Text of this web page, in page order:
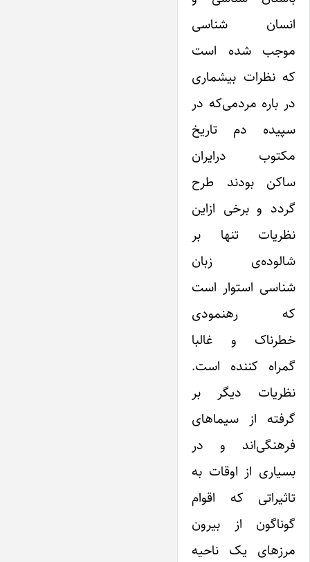
انسان شناسی
موجب شده است
که نظرات بیشماری
در باره مردمی‌که در
سپیده دم تاریخ
مکتوب در‌ایران
ساکن بودند طرح
گردد و برخی از‌این
نظریات تنها بر
شالوده‌ی زبان
شناسی استوار است
که رهنمودی
خطرناک و غالبا
گمراه کننده است.
نظریات دیگر بر
گرفته از سیماهای
فرهنگی‌اند و در
بسیاری از اوقات به
تاثیراتی که اقوام
گوناگون از بیرون
مرزهای ‌یک ناحیه